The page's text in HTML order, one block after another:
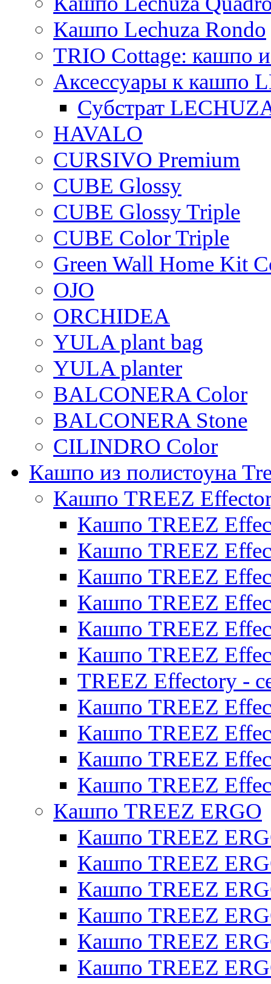
Кашпо Lechuza Rondo
TRIO Cottage: кашпо
Аксессуары к кашпо
Субстрат
HAVALO
CURSIVO Premium
CUBE Glossy
CUBE Glossy Triple
CUBE Color Triple
Green Wall Home Kit
OJO
ORCHIDEA
YULA plant bag
YULA planter
BALCONERA Color
BALCONERA Stone
CILINDRO Color
Кашпо из полистоуна
Кашпо TREEZ
Кашпо TREEZ
Кашпо TREEZ
Кашпо TREEZ
Кашпо TREEZ
Кашпо TREEZ
Кашпо TREEZ
TREEZ Effectory -
Кашпо TREEZ
Кашпо TREEZ
Кашпо TREEZ
Кашпо TREEZ
Кашпо TREEZ ERGO
Кашпо TREEZ
Кашпо TREEZ
Кашпо TREEZ
Кашпо TREEZ
Кашпо TREEZ
Кашпо TREEZ